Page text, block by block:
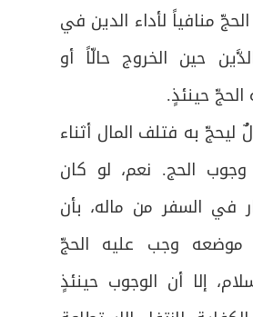
منافياً لأداء الدين في
حين الخروج حالّاً أو
حينئذٍ.
مالٌ ليحجّ به فتلف المال أثناء
الحج. نعم، لو كان
في السفر من ماله، بأن
وجب عليه الحجّ
إلا أن الوجوب حينئذٍ
يوم عرفة
يوم عرفة
زين العابدين(ع)